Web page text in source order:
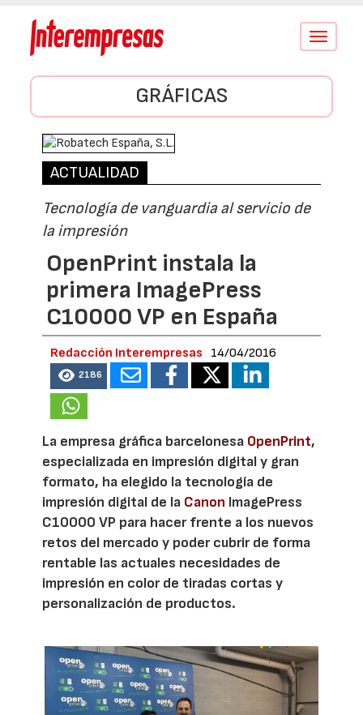
Conmutar
GRÁFICAS
ACTUALIDAD
Tecnología de vanguardia al servicio de
la impresión
OpenPrint instala la
primera ImagePress
C10000 VP en España
Redacción Interempresas 14/04/2016
2186
La empresa gráfica barcelonesa OpenPrint,
especializada en impresión digital y gran
formato, ha elegido la tecnología de
impresión digital de la Canon ImagePress
C10000 VP para hacer frente a los nuevos
retos del mercado y poder cubrir de forma
rentable las actuales necesidades de
impresión en color de tiradas cortas y
personalización de productos.